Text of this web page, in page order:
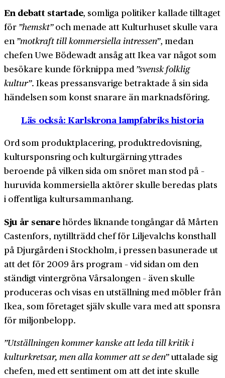
En debatt startade, somliga politiker kallade tilltaget
för ”hemskt”och menade att Kultur­huset skulle vara
en ”motkraft till kommersiella intressen”, medan
chefen Uwe Bödewadt ansåg att Ikea var något som
besökare kunde förknippa med ”svensk folklig
kultur”. Ikeas press­ansvarige betraktade å sin sida
händelsen som konst snarare än marknads­föring.
Läs också: Karlskrona lampfabriks historia
Ord som produkt­placering, produkt­redovisning,
kultur­sponsring och kultur­gärning yttrades
beroende på vilken sida om snöret man stod på –
huruvida kommersiella aktörer skulle beredas plats
i offentliga kultur­sammanhang.
Sju år senarehördes liknande tongångar då Mårten
Castenfors, ny­tillträdd chef för Liljevalchs konsthall
på Djurgården i Stockholm, i pressen basunerade ut
att det för 2009 års program – vid sidan om den
ständigt vinter­gröna Vår­salongen – även skulle
produceras och visas en utställning med möbler från
Ikea, som företaget själv skulle vara med att sponsra
för miljon­belopp.
”Utställningen kommer kanske att leda till kritik i
kultur­kretsar, men alla kommer att se den”uttalade sig
chefen, med ett sentiment om att det inte skulle